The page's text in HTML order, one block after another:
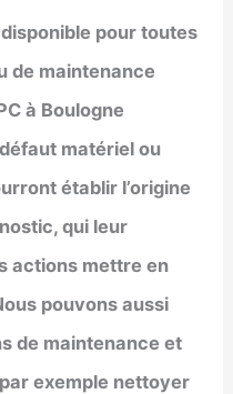
pour toutes
de maintenance
à Boulogne
matériel ou
établir l’origine
qui leur
actions mettre en
pouvons aussi
de maintenance et
exemple nettoyer